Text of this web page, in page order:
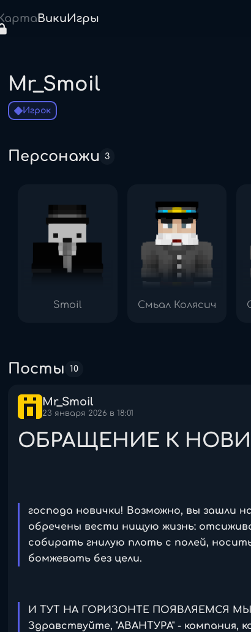
ВикиИгры
Mr_Smoil
Игрок
Персонажи 3
Smoil Смьал Колясич
Посты 10
Mr_Smoil
23 января 2026 в 18:01
ОБРАЩЕНИЕ К
господа новички! Возможно, вы зашли
обречены вести нищую жизнь:
собирать гнилую плоть с полей,
бомжевать без цели.
И ТУТ НА ГОРИЗОНТЕ ПОЯВЛЯЕМСЯ МЫ
Здравствуйте, "АВАНТУРА" - компания,